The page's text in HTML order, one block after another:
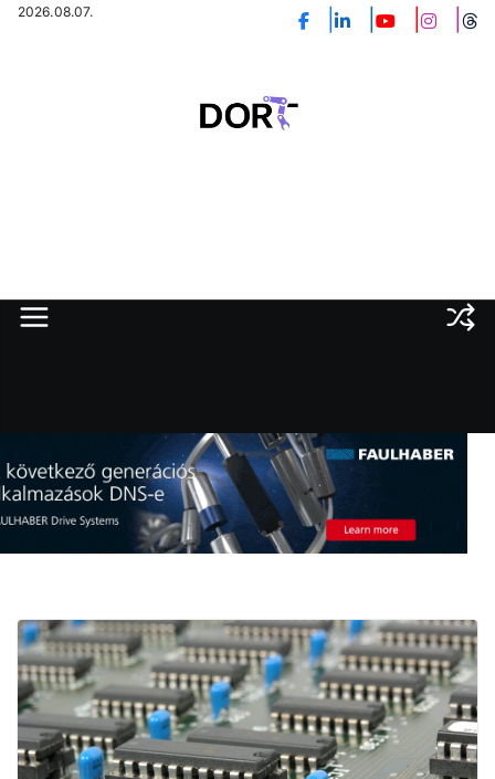
Skip2026.08.07.